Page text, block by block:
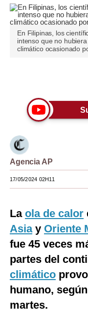
Plus G
Opinión
Editorial
Tendencias
Viajes
Moda
Estilos
Mundo
EEUU
México
España
Internacional
Tecnología
En Filipinas, los
intenso que no
climático ocasionado
Agencia AP
17/05/2024 02H11
La ola de calor
Asiay Oriente
fue 45 veces
partes del
climático
humano,
martes.